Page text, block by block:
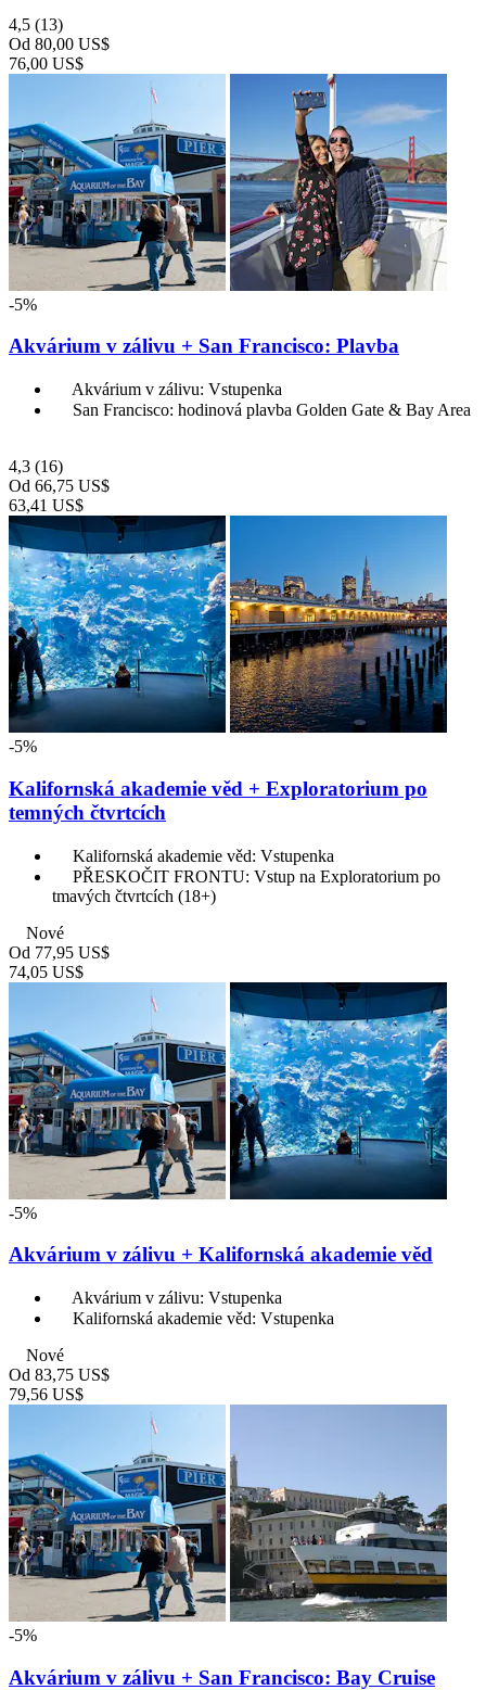
4,5 (13)
Od 80,00 US$
76,00 US$
-5%
Akvárium v zálivu + San Francisco: Plavba
Akvárium v zálivu: Vstupenka
San Francisco: hodinová plavba Golden Gate & Bay Area
4,3 (16)
Od 66,75 US$
63,41 US$
-5%
Kalifornská akademie věd + Exploratorium po
temných čtvrtcích
Kalifornská akademie věd: Vstupenka
PŘESKOČIT FRONTU: Vstup na Exploratorium po
tmavých čtvrtcích (18+)
Nové
Od 77,95 US$
74,05 US$
-5%
Akvárium v zálivu + Kalifornská akademie věd
Akvárium v zálivu: Vstupenka
Kalifornská akademie věd: Vstupenka
Nové
Od 83,75 US$
79,56 US$
-5%
Akvárium v zálivu + San Francisco: Bay Cruise